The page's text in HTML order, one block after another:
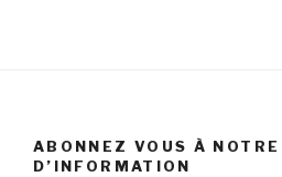
ABONNEZ VOUS À
D’INFORMATION